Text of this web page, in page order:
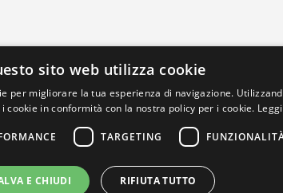
sito web utilizza cookie
per migliorare la tua esperienza di navigazione.
cookie in conformità con la nostra policy per i cookie.
TARGETING
E CHIUDI RIFIUTA TUTTO